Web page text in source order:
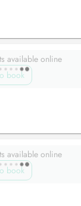
available online
book
available online
book